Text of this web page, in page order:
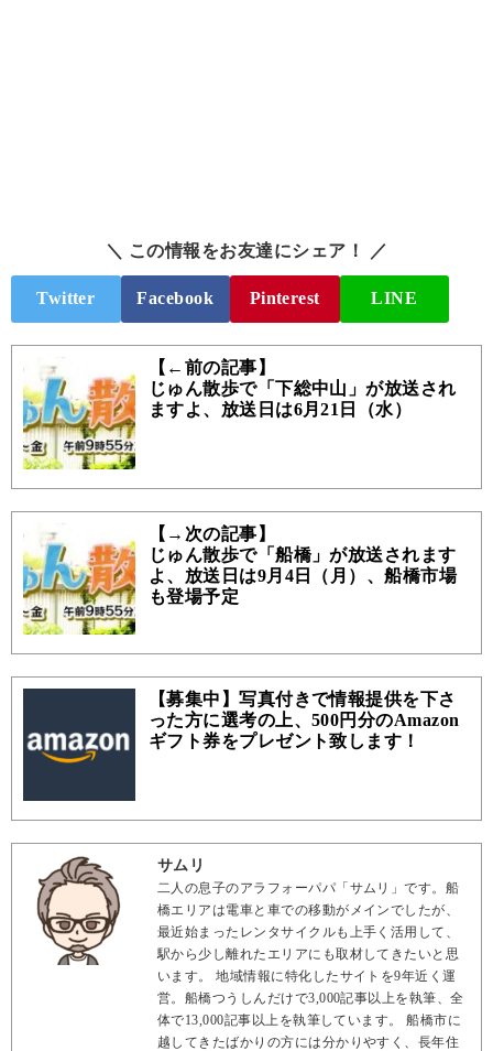
＼ この情報をお友達にシェア！ ／
Twitter Facebook Pinterest LINE
【←前の記事】
じゅん散歩で「下総中山」が放送され
ますよ、放送日は6月21日（水）
【→次の記事】
じゅん散歩で「船橋」が放送されます
よ、放送日は9月4日（月）、船橋市場
も登場予定
【募集中】写真付きで情報提供を下さ
った方に選考の上、500円分のAmazon
ギフト券をプレゼント致します！
サムリ
二人の息子のアラフォーパパ「サムリ」です。船
橋エリアは電車と車での移動がメインでしたが、
最近始まったレンタサイクルも上手く活用して、
駅から少し離れたエリアにも取材してきたいと思
います。 地域情報に特化したサイトを9年近く運
営。船橋つうしんだけで3,000記事以上を執筆、全
体で13,000記事以上を執筆しています。 船橋市に
越してきたばかりの方には分かりやすく、長年住